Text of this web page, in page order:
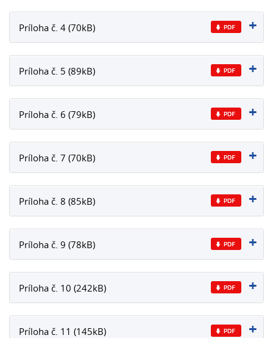
Príloha č. 4 (70kB)
Príloha č. 5 (89kB)
Príloha č. 6 (79kB)
Príloha č. 7 (70kB)
Príloha č. 8 (85kB)
Príloha č. 9 (78kB)
Príloha č. 10 (242kB)
Príloha č. 11 (145kB)